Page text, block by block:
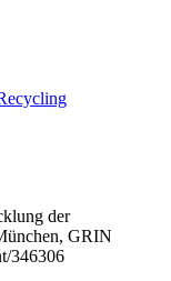
der
GRIN
346306